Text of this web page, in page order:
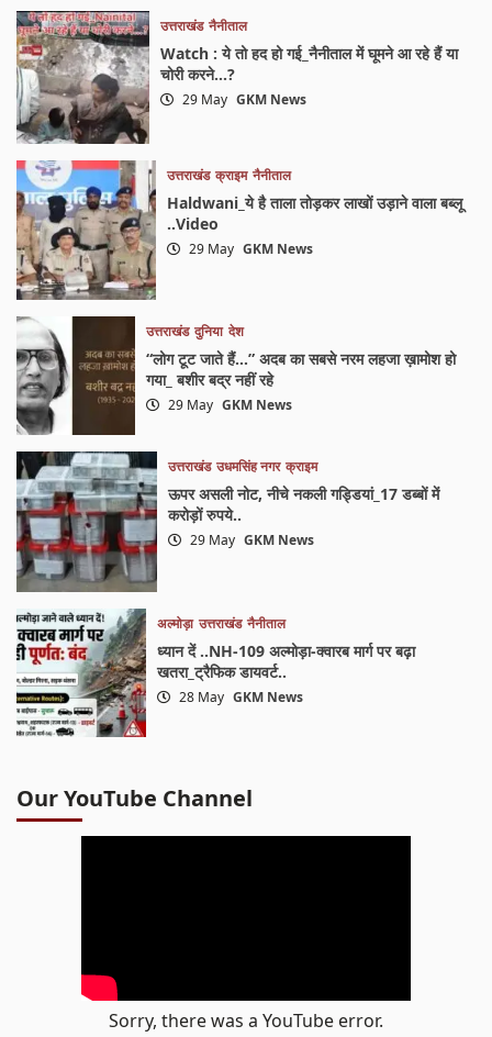
उत्तराखंड नैनीताल
Watch : ये तो हद हो गई_नैनीताल में घूमने आ रहे हैं या
चोरी करने…?
29 May GKM News
उत्तराखंड क्राइम नैनीताल
Haldwani_ये है ताला तोड़कर लाखों उड़ाने वाला बब्लू
..Video
29 May GKM News
उत्तराखंड दुनिया देश
“लोग टूट जाते हैं…” अदब का सबसे नरम लहजा ख़ामोश हो
गया_ बशीर बद्र नहीं रहे
29 May GKM News
उत्तराखंड उधमसिंह नगर क्राइम
ऊपर असली नोट, नीचे नकली गड्डियां_17 डब्बों में
करोड़ों रुपये..
29 May GKM News
अल्मोड़ा उत्तराखंड नैनीताल
ध्यान दें ..NH-109 अल्मोड़ा-क्वारब मार्ग पर बढ़ा
खतरा_ट्रैफिक डायवर्ट..
28 May GKM News
Our YouTube Channel
Sorry, there was a YouTube error.